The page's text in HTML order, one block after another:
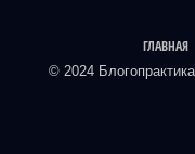
ГЛАВНАЯ
© 2024